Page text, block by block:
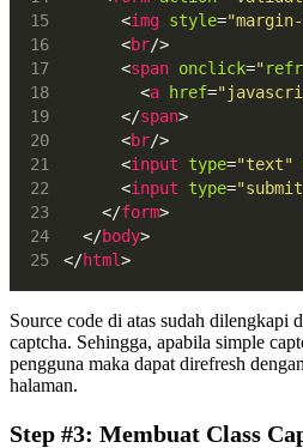
      <
img style=
      <
br/>
      <
span onclick="
        <
a href=
      </
span>
      <
br/>
      <
input type="text"
      <
input type=
    </
form>
  </
body>
</html>
Source code di atas sudah dilengkapi
captcha. Sehingga, apabila simple
pengguna maka dapat direfresh
halaman.
Step #3: Membuat Class